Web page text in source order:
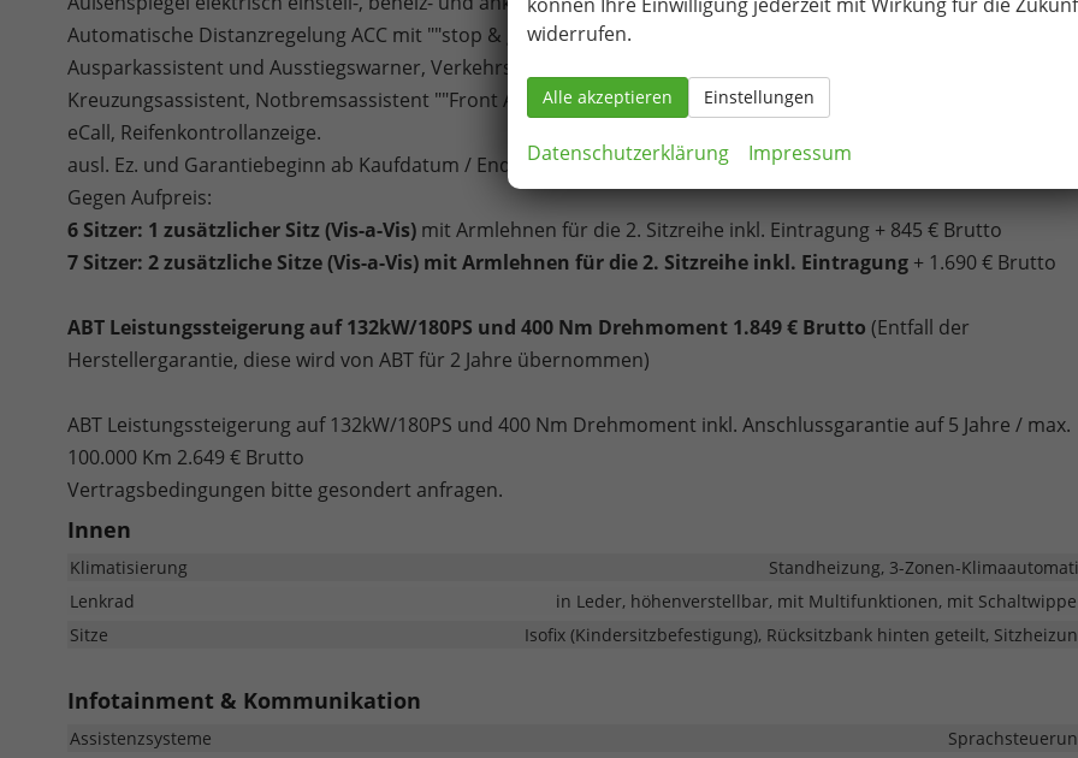
Automatische Distanzregelung ACC mit ""stop & go"", Tire Mobility Set, Einparkhilfe im Front- und Heckbereich,
Ausparkassistent und Ausstiegswarner, Verkehrszeichenerkennung, Ablenkungs- und Müdigkeitserkennung,
Kreuzungsassistent, Notbremsassistent ""Front Assist"" mit Fußgänger- und Radfahrererkennung,
eCall, Reifenkontrollanzeige.
ausl. Ez. und Garantiebeginn ab Kaufdatum / Endkundennachweis erforderlich.
Gegen Aufpreis:
6 Sitzer: 1 zusätzlicher Sitz (Vis-a-Vis) mit Armlehnen für die 2. Sitzreihe inkl. Eintragung + 845 € Brutto
7 Sitzer: 2 zusätzliche Sitze (Vis-a-Vis) mit Armlehnen für die 2. Sitzreihe inkl. Eintragung + 1.690 € Brutto
ABT Leistungssteigerung auf 132kW/180PS und 400 Nm Drehmoment 1.849 € Brutto (Entfall der
Herstellergarantie, diese wird von ABT für 2 Jahre übernommen)
ABT Leistungssteigerung auf 132kW/180PS und 400 Nm Drehmoment inkl. Anschlussgarantie auf 5 Jahre / max.
100.000 Km 2.649 € Brutto
Vertragsbedingungen bitte gesondert anfragen.
Innen
Klimatisierung
Standheizung, 3-Zonen-
Lenkrad
in Leder, höhenverstellbar, mit Multifunktionen, mit
Sitze
Isofix (Kindersitzbefestigung), Rücksitzbank hinten geteilt,
Infotainment & Kommunikation
Assistenzsysteme
widerrufen.
Alle akzeptieren Einstellungen
Datenschutzerklärung Impressum